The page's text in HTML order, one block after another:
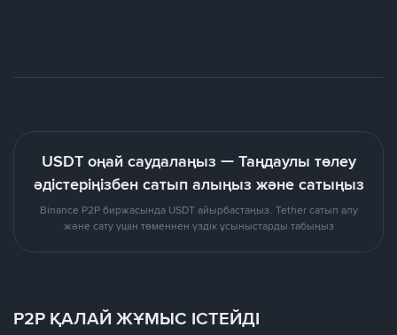
USDT оңай саудалаңыз — Таңдаулы төлеу
әдістеріңізбен сатып алыңыз және сатыңыз
Binance P2P биржасында USDT айырбастаңыз. Tether сатып алу
және сату үшін төменнен үздік ұсыныстарды табыңыз
P2P ҚАЛАЙ ЖҰМЫС ІСТЕЙДІ